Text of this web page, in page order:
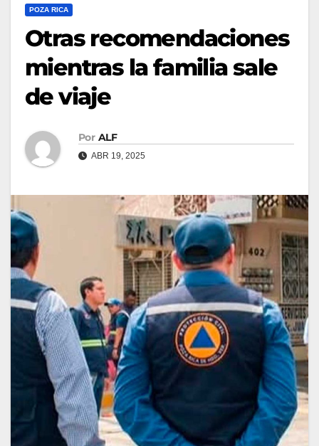
POZA RICA
Otras recomendaciones
mientras la familia sale
de viaje
Por ALF
ABR 19, 2025